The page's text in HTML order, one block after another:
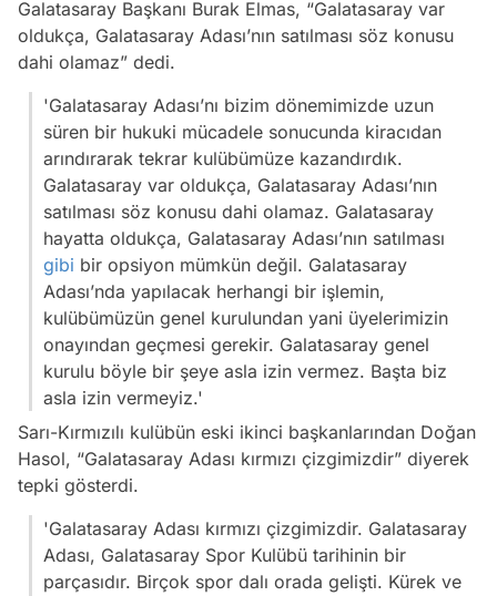
Galatasaray Başkanı Burak Elmas, “Galatasaray var
oldukça, Galatasaray Adası’nın satılması söz konusu
dahi olamaz” dedi.
'Galatasaray Adası’nı bizim dönemimizde uzun
süren bir hukuki mücadele sonucunda kiracıdan
arındırarak tekrar kulübümüze kazandırdık.
Galatasaray var oldukça, Galatasaray Adası’nın
satılması söz konusu dahi olamaz. Galatasaray
hayatta oldukça, Galatasaray Adası’nın satılması
gibi bir opsiyon mümkün değil. Galatasaray
Adası’nda yapılacak herhangi bir işlemin,
kulübümüzün genel kurulundan yani üyelerimizin
onayından geçmesi gerekir. Galatasaray genel
kurulu böyle bir şeye asla izin vermez. Başta biz
asla izin vermeyiz.'
Sarı-Kırmızılı kulübün eski ikinci başkanlarından Doğan
Hasol, “Galatasaray Adası kırmızı çizgimizdir” diyerek
tepki gösterdi.
'Galatasaray Adası kırmızı çizgimizdir. Galatasaray
Adası, Galatasaray Spor Kulübü tarihinin bir
parçasıdır. Birçok spor dalı orada gelişti. Kürek ve